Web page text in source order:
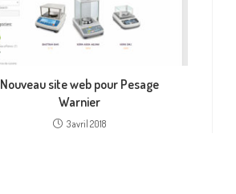
Nouveau site web pour Pesage
Warnier
3 avril 2018